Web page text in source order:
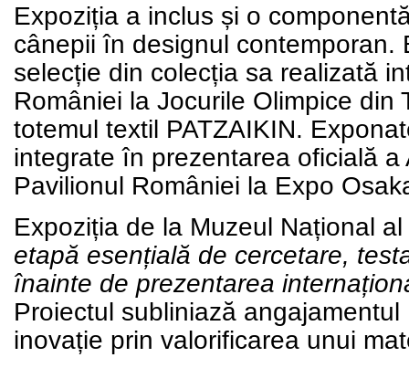
Expoziția a inclus și o
cânepii în designul contemporan.
selecție din colecția sa realizată
României la Jocurile Olimpice
totemul textil PATZAIKIN.
integrate în prezentarea oficială
Pavilionul României la Expo
Expoziția de la Muzeul Național
etapă esențială de cercetare,
înainte de prezentarea
Proiectul subliniază
inovație prin valorificarea unui